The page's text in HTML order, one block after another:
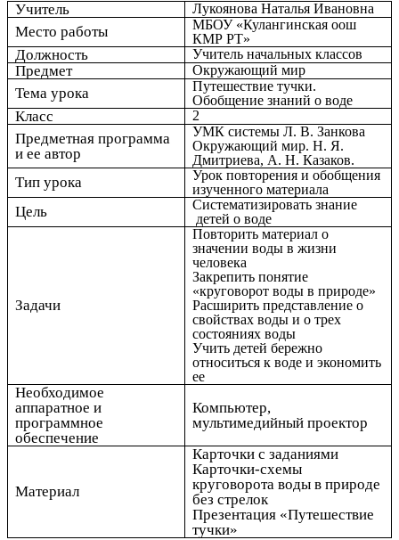
Учитель Лукоянова Наталья Ивановна
Место работы
МБОУ «Кулангинская оош
КМР РТ»
Должность Учитель начальных классов
Предмет Окружающий мир
Тема урока
Путешествие тучки.
Обобщение знаний о воде
Класс 2
Предметная программа
и ее автор
УМК системы Л. В. Занкова
Окружающий мир. Н. Я.
Дмитриева, А. Н. Казаков.
Тип урока
Урок повторения и обобщения
изученного материала
Цель
Систематизировать знание
детей о воде
Задачи
Повторить материал о
значении воды в жизни
человека
Закрепить понятие
«круговорот воды в природе»
Расширить представление о
свойствах воды и о трех
состояниях воды
Учить детей бережно
относиться к воде и экономить
ее
Необходимое
аппаратное и
программное
обеспечение
Компьютер,
мультимедийный проектор
Материал
Карточки с заданиями
Карточки-схемы
круговорота воды в природе
без стрелок
Презентация «Путешествие
тучки»